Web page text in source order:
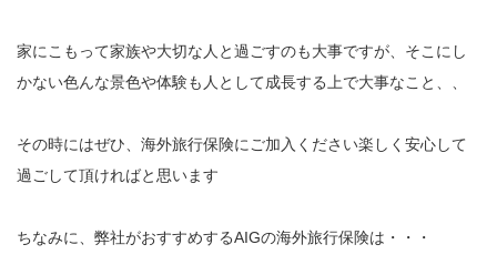
家にこもって家族や大切な人と過ごすのも大事ですが、そこにし
かない色んな景色や体験も人として成長する上で大事なこと、、
その時にはぜひ、海外旅行保険にご加入ください楽しく安心して
過ごして頂ければと思います
ちなみに、弊社がおすすめするAIGの海外旅行保険は・・・